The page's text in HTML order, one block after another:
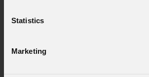
Statistics
Marketing
GDPR; acconsento al trattamento